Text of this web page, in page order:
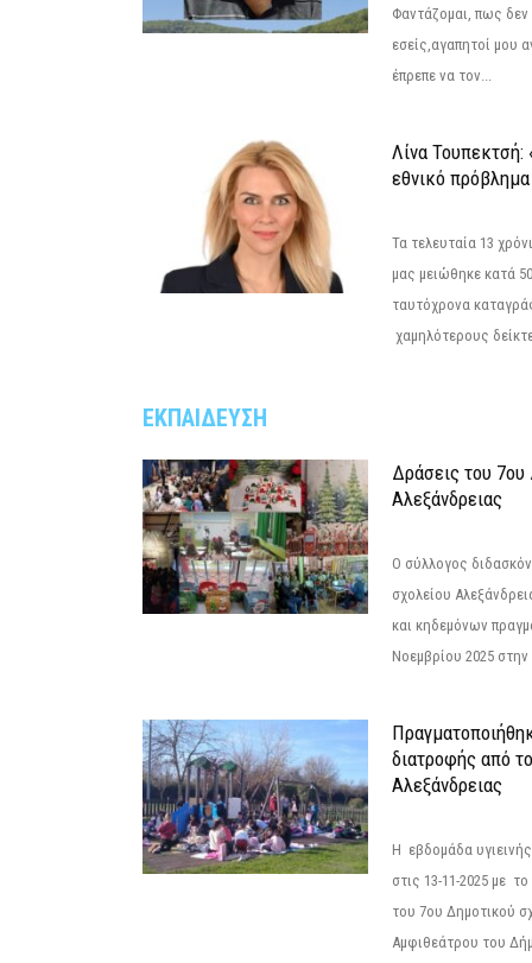
Φαντάζομαι, πως δεν
εσείς,αγαπητοί μου
έπρεπε να τον...
Λίνα Τουπεκτσή:
εθνικό πρόβλημα
Τα τελευταία 13
μας μειώθηκε κατά
ταυτόχρονα
χαμηλότερους
ΕΚΠΑΙΔΕΥΣΗ
Δράσεις του 7ου
Αλεξάνδρειας
Ο σύλλογος
σχολείου
και κηδεμόνων
Νοεμβρίου 2025
διατροφής από
Αλεξάνδρειας
Η εβδομάδα
στις 13-11-2025 με
του 7ου Δημοτικού
Αμφιθεάτρου του